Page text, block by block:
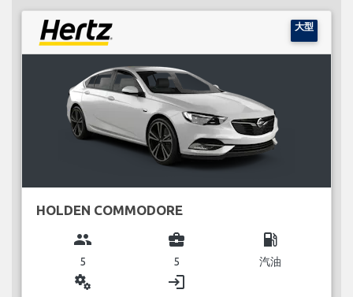
大型
HOLDEN COMMODORE
group
5
business_center
5
local_gas_station
汽油
miscellaneous_services login